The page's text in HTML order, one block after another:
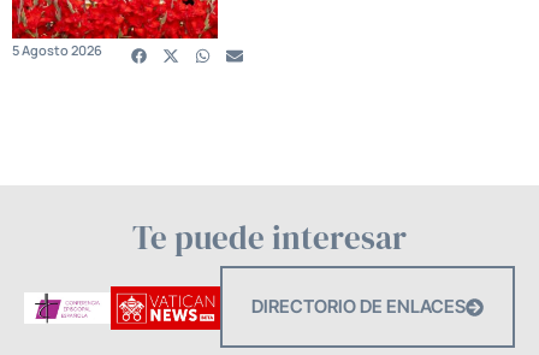
5 Agosto 2026
Te puede interesar
DIRECTORIO DE ENLACES